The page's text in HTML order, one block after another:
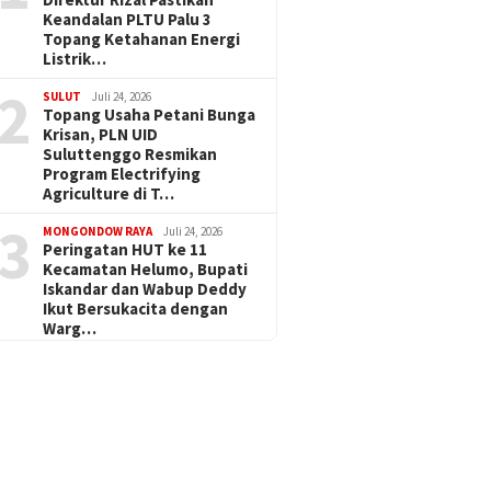
Keandalan PLTU Palu 3
Topang Ketahanan Energi
Listrik…
SULUT Juli 24, 2026
Topang Usaha Petani Bunga
Krisan, PLN UID
Suluttenggo Resmikan
Program Electrifying
Agriculture di T…
MONGONDOW RAYA Juli 24, 2026
Peringatan HUT ke 11
Kecamatan Helumo, Bupati
Iskandar dan Wabup Deddy
Ikut Bersukacita dengan
Warg…